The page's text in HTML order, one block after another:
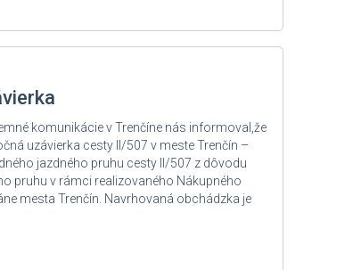
komunikácie v Trenčíne nás informoval,že
uzávierka cesty II/507 v meste Trenčín –
jazdného pruhu cesty II/507 z dôvodu
pruhu v rámci realizovaného Nákupného
mesta Trenčín. Navrhovaná obchádzka je